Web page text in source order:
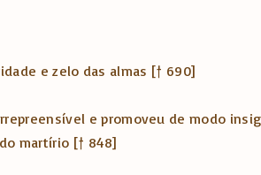
e zelo das almas [† 690]
e promoveu de modo
martírio [† 848]